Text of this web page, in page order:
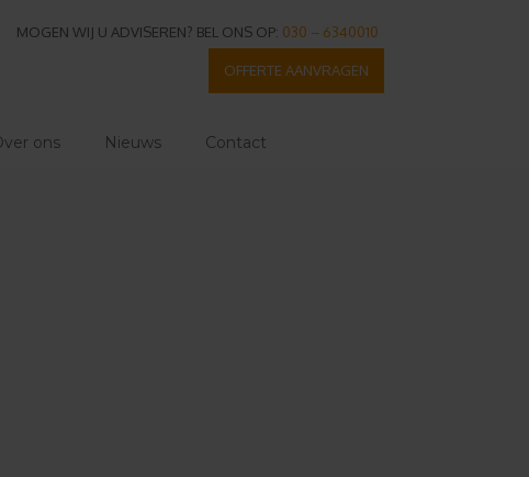
MOGEN WIJ U ADVISEREN? BEL ONS OP: 030 – 6340010
OFFERTE AANVRAGEN
ons Nieuws Contact